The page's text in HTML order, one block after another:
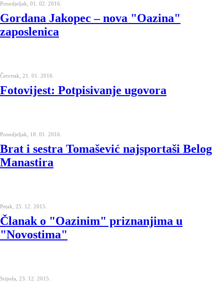
Ponedjeljak, 01. 02. 2016.
Gordana Jakopec – nova "Oazina"
zaposlenica
Četvrtak, 21. 01. 2016.
Fotovijest: Potpisivanje ugovora
Ponedjeljak, 18. 01. 2016.
Brat i sestra Tomašević najsportaši Belog
Manastira
Petak, 25. 12. 2015.
Članak o "Oazinim" priznanjima u
"Novostima"
Srijeda, 23. 12. 2015.